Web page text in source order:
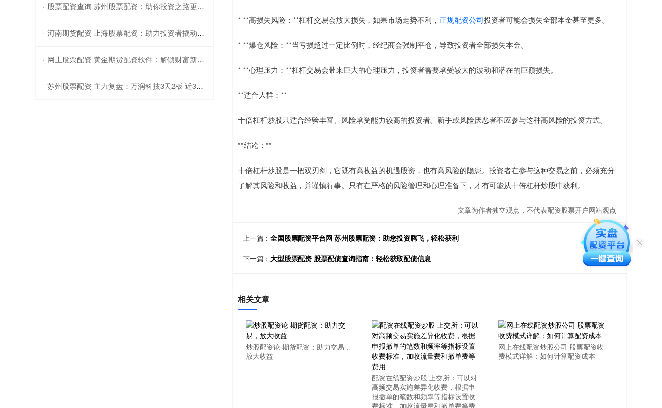
* **高损失风险：**杠杆交易会放大损失，如果市场走势不利， 正规配资公司投资者可能会损失全部本金甚至更多。
* **爆仓风险：**当亏损超过一定比例时，经纪商会强制平仓，导致投资者全部损失本金。
* **心理压力：**杠杆交易会带来巨大的心理压力，投资者需要承受较大的波动和潜在的巨额损失。
**适合人群：**
十倍杠杆炒股只适合经验丰富、风险承受能力较高的投资者。新手或风险厌恶者不应参与这种高风险的投资方式。
**结论：**
十倍杠杆炒股是一把双刃剑，它既有高收益的机遇股资，也有高风险的隐患。投资者在参与这种交易之前，必须充分
了解其风险和收益，并谨慎行事。只有在严格的风险管理和心理准备下，才有可能从十倍杠杆炒股中获利。
文章为作者独立观点，不代表配资股票开户网站观点
上一篇： 全国股票配资平台网 苏州股票配资：助您投资腾飞，轻松获利
下一篇： 大型股票配资 股票配债查询指南：轻松获取配债信息
相关文章
炒股配资论 期货配资：助力交易，
放大收益
配资在线配资炒股 上交所：可以对
高频交易实施差异化收费，根据申
报撤单的笔数和频率等指标设置收
费标准，加收流量费和撤单费等费
网上在线配资炒股公司 股票配资收
费模式详解：如何计算配资成本
· 股票配资查询 苏州股票配资：助你投资之路更顺畅
· 河南期货配资 上海股票配资：助力投资者撬动更大收益
· 网上股票配资 黄金期货配资软件：解锁财富新境界
· 苏州股票配资 主力复盘：万润科技3天2板 近3亿流出航天晨光